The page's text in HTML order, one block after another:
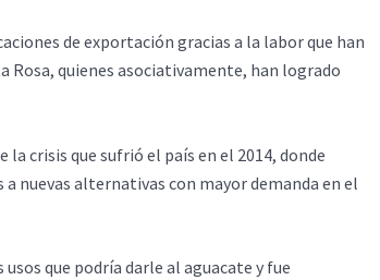
de exportación gracias a la labor que han
Rosa, quienes asociativamente, han logrado
la crisis que sufrió el país en el 2014, donde
nuevas alternativas con mayor demanda en el
que podría darle al aguacate y fue